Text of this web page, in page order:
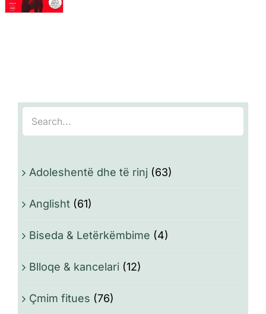
Adoleshentë dhe të rinj (63)
Anglisht (61)
Biseda & Letërkëmbime (4)
Blloqe & kancelari (12)
Çmim fitues (76)